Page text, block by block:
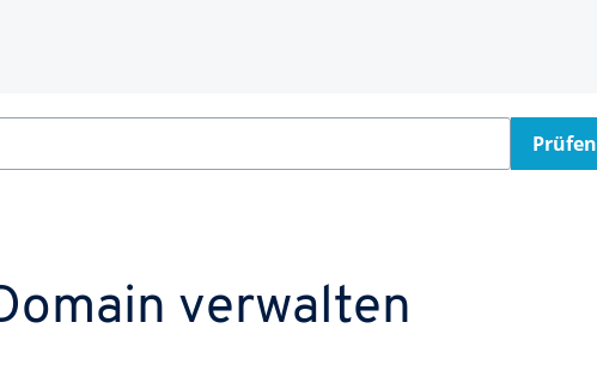
Prüfen
verwalten